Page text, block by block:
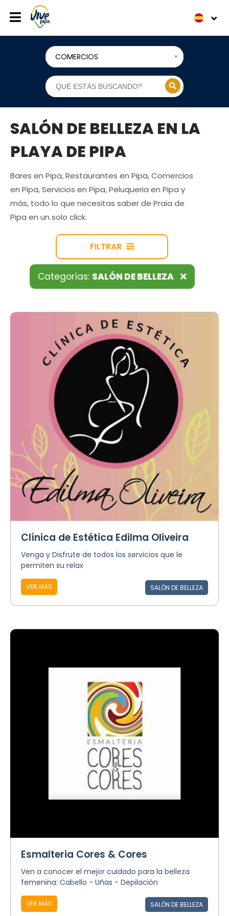
COMERCIOS
SALÓN DE BELLEZA EN LA
PLAYA DE PIPA
Bares en Pipa, Restaurantes en Pipa, Comercios
en Pipa, Servicios en Pipa, Peluqueria en Pipa y
más, todo lo que necesitas saber de Praia de
Pipa en un solo click.
FILTRAR
Categorías: SALÓN DE BELLEZA
Clínica de Estética Edilma Oliveira
Venga y Disfrute de todos los servicios que le
permiten su relax
VER MÁS SALÓN DE BELLEZA
Esmalteria Cores & Cores
Ven a conocer el mejor cuidado para la belleza
femenina: Cabello - Uñas - Depilación
VER MÁS SALÓN DE BELLEZA